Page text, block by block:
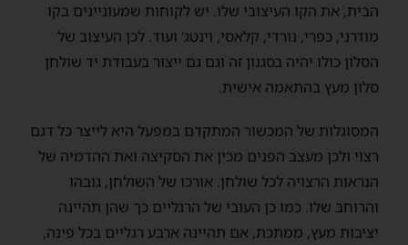
הבית, את הקו העיצובי שלו. יש לקוחות שמעוניינים בקו
מודרני, כפרי, נורדי, קלאסי, וינטג' ועוד. לכן העיצוב של
הסלון כולו יהיה בסגנון זה וגם גם ייצור בעבודת יד שולחן
סלון מעץ בהתאמה אישית.
המסוגלות של המכשור המתקדם במפעל היא לייצר כל דגם
רצוי ולכן מעצב הפנים מכין את הסקיצה ואת ההדמיה של
הנראות הרצויה לכל שולחן. אורכו של השולחן, גובהו
והרוחב שלו. כמו כן העובי של הרגליים כך שהן תהיינה
יציבות מעץ, ממתכת, אם תהיינה ארבע רגליים בכל פינה,